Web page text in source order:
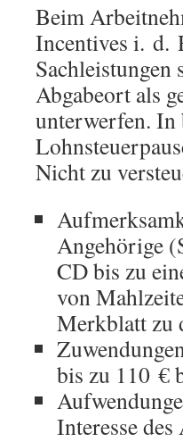
Beim
Incentives i. d.
Abgabeort als
unterwerfen. In
Nicht zu
Angehörige
CD bis zu
von
Merkblatt zu
bis zu 110 €
Interesse